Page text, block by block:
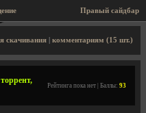
Правый сайдбар
скриншоты, видео
скачивания комментариям (15 шт.)
Рейтинга пока нет | Баллы: 93